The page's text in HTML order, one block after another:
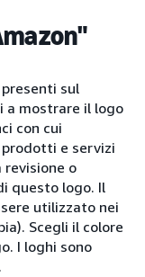
sul
a mostrare il logo
con cui
e servizi
revisione o
questo logo. Il
utilizzato nei
Scegli il colore
I loghi sono